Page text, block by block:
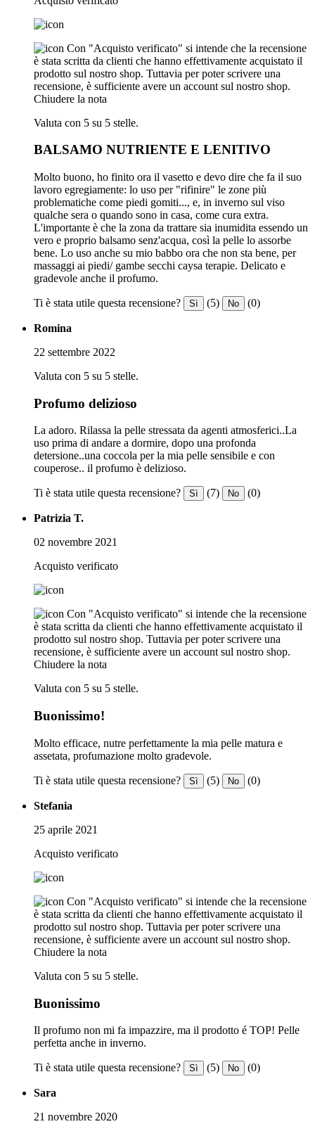
Con "Acquisto verificato" si intende che la recensione
è stata scritta da clienti che hanno effettivamente acquistato il
prodotto sul nostro shop. Tuttavia per poter scrivere una
recensione, è sufficiente avere un account sul nostro shop.
Chiudere la nota
Valuta con 5 su 5 stelle.
BALSAMO NUTRIENTE E LENITIVO
Molto buono, ho finito ora il vasetto e devo dire che fa il suo
lavoro egregiamente: lo uso per "rifinire" le zone più
problematiche come piedi gomiti..., e, in inverno sul viso
qualche sera o quando sono in casa, come cura extra.
L'importante è che la zona da trattare sia inumidita essendo un
vero e proprio balsamo senz'acqua, così la pelle lo assorbe
bene. Lo uso anche su mio babbo ora che non sta bene, per
massaggi ai piedi/ gambe secchi caysa terapie. Delicato e
gradevole anche il profumo.
Ti è stata utile questa recensione? Sì (5) No (0)
Romina
22 settembre 2022
Valuta con 5 su 5 stelle.
Profumo delizioso
La adoro. Rilassa la pelle stressata da agenti atmosferici..La
uso prima di andare a dormire, dopo una profonda
detersione..una coccola per la mia pelle sensibile e con
couperose.. il profumo è delizioso.
Ti è stata utile questa recensione? Sì (7) No (0)
Patrizia T.
02 novembre 2021
Acquisto verificato
Con "Acquisto verificato" si intende che la recensione
è stata scritta da clienti che hanno effettivamente acquistato il
prodotto sul nostro shop. Tuttavia per poter scrivere una
recensione, è sufficiente avere un account sul nostro shop.
Chiudere la nota
Valuta con 5 su 5 stelle.
Buonissimo!
Molto efficace, nutre perfettamente la mia pelle matura e
assetata, profumazione molto gradevole.
Ti è stata utile questa recensione? Sì (5) No (0)
Stefania
25 aprile 2021
Acquisto verificato
Con "Acquisto verificato" si intende che la recensione
è stata scritta da clienti che hanno effettivamente acquistato il
prodotto sul nostro shop. Tuttavia per poter scrivere una
recensione, è sufficiente avere un account sul nostro shop.
Chiudere la nota
Valuta con 5 su 5 stelle.
Buonissimo
Il profumo non mi fa impazzire, ma il prodotto é TOP! Pelle
perfetta anche in inverno.
Ti è stata utile questa recensione? Sì (5) No (0)
Sara
21 novembre 2020